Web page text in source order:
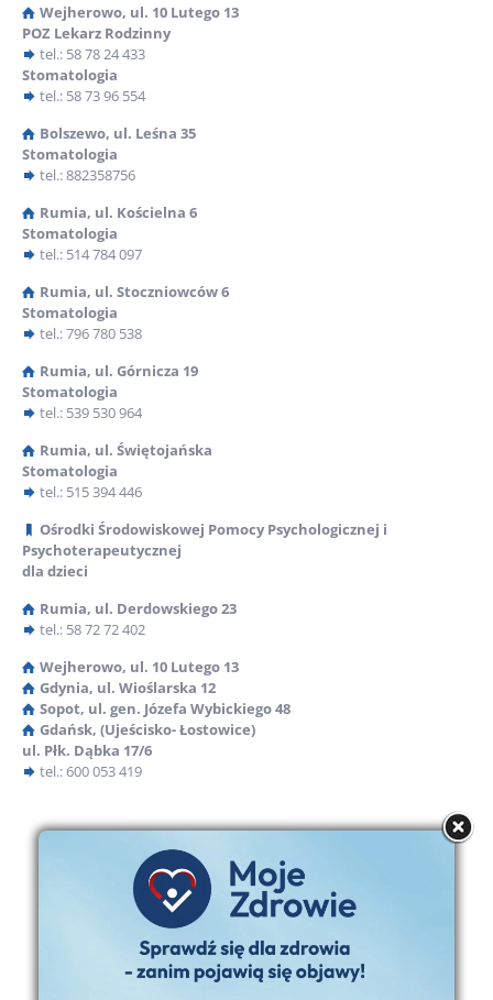
Pobierz druk deklaracji:
deklaracja wyboru lekarza –
deklaracja wyboru pielęgniarki –
deklaracja wyboru położnej –
PORADNIA LEKARZA PODSTAWOWEJ OPIEKI ZDROWOTNEJ –
NZOZ NR 1 W RUMI
Lekarskiego Akademii Medycznej w Gdańsku, spec. med.
rodzinnej
wydziału Lekarskiego Akademii Medycznej w Gdańsku,
spec. med. rodzinnej
lek. med. Dorota Olszewska, absolwentka Wydziału
Lekarskiego Akademii Medycznej w Gdańsku, lekarz med.
rodzinnej, radioterapii onkologicznej st. 1
lek. med. Ewa Nogalska, absolwentka Wydziału
rodzinnej
lek. med. Alicja Kulaszewicz-Kalinowska, absolwentka
spec. chorób wewnętrznych, spec. hipertensjologii
Lekarskiego Akademii Medycznej w Gdańsku, spec. med.
rodzinnej
lek. med. Dorota Soczyńska, absolwentka Wydziału
Lekarskiego Akademii Medycznej w Gdańsku, spec.
chorób wewnętrznych
pediatrii
lek. med. Marek Lemka, absolwent Wydziału Lekarskiego
Akademii Medycznej w Gdańsku, lekarz chorób
dziecięcych, spec. chorób płuc
lek. med. Leonia Perłowska, absolwentka Wydziału
Lekarskiego Akademii Medycznej w Gdańsku, lekarz
chorób dziecięcych
Wejherowo, ul. 10 Lutego 13
POZ Lekarz Rodzinny
tel.: 58 78 24 433
Stomatologia
tel.: 58 73 96 554
Bolszewo, ul. Leśna 35
Stomatologia
tel.: 882358756
Rumia, ul. Kościelna 6
Stomatologia
tel.: 514 784 097
Rumia, ul. Stoczniowców 6
Stomatologia
tel.: 796 780 538
Rumia, ul. Górnicza 19
Stomatologia
tel.: 539 530 964
Rumia, ul. Świętojańska
Stomatologia
tel.: 515 394 446
Ośrodki Środowiskowej Pomocy Psychologicznej i
Psychoterapeutycznej
dla dzieci
Rumia, ul. Derdowskiego 23
tel.: 58 72 72 402
Wejherowo, ul. 10 Lutego 13
Gdynia, ul. Wioślarska 12
Sopot, ul. gen. Józefa Wybickiego 48
Gdańsk, (Ujeścisko- Łostowice)
ul. Płk. Dąbka 17/6
tel.: 600 053 419